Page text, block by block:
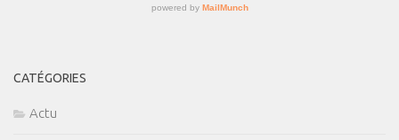
CATÉGORIES
Actu